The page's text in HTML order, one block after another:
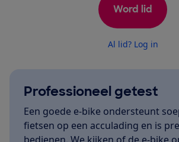
Word lid
Al lid? Log in
Professioneel getest
Een goede e-bike ondersteunt
fietsen op een acculading en is